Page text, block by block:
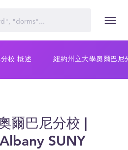
校 概述 紐約州立大學奧爾巴尼
爾巴尼分校 |
SUNY